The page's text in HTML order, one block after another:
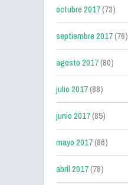
octubre 2017(73)
septiembre 2017(76)
agosto 2017(80)
julio 2017(88)
junio 2017(85)
mayo 2017(86)
abril 2017(78)